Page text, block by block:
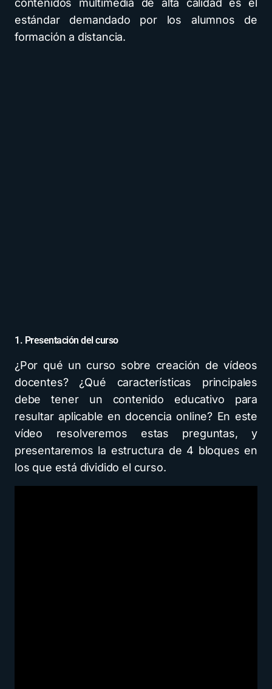
contenidos multimedia de alta calidad es el
estándar demandado por los alumnos de
formación a distancia.
1. Presentación del curso
¿Por qué un curso sobre creación de vídeos
docentes? ¿Qué características principales
debe tener un contenido educativo para
resultar aplicable en docencia online? En este
vídeo resolveremos estas preguntas, y
presentaremos la estructura de 4 bloques en
los que está dividido el curso.